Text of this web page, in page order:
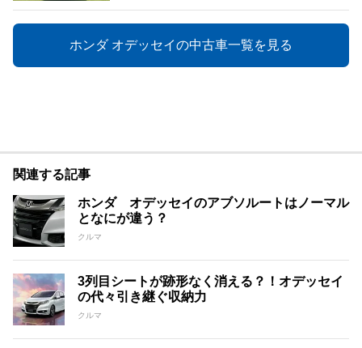
ホンダ オデッセイの中古車一覧を見る
関連する記事
ホンダ オデッセイのアブソルートはノーマル
となにが違う？
クルマ
3列目シートが跡形なく消える？！オデッセイ
の代々引き継ぐ収納力
クルマ